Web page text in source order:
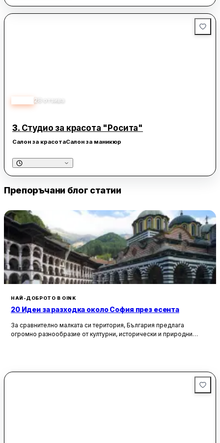
28 отзива
3. Студио за красота "Росита"
Салон за красотаСалон за маникюр
Препоръчани блог статии
НАЙ-ДОБРОТО В OINK
20 Идеи за разходка около София през есента
За сравнително малката си територия, България предлага
огромно разнообразие от културни, исторически и природни
сезон планините около столицата предлагат чист въздух, красива